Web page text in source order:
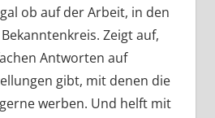
ob auf der Arbeit, in den
Zeigt auf,
Antworten auf
gibt, mit denen die
werben. Und helft mit